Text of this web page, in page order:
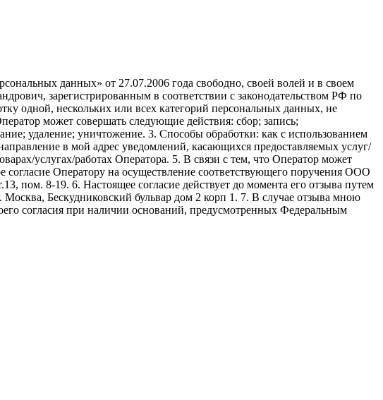
данных» от 27.07.2006 года свободно, своей волей и в своем
зарегистрированным в соответствии с законодательством РФ по
одной, нескольких или всех категорий персональных данных, не
может совершать следующие действия: сбор; запись;
удаление; уничтожение. 3. Способы обработки: как с использованием
в мой адрес уведомлений, касающихся предоставляемых услуг/
услугах/работах Оператора. 5. В связи с тем, что Оператор может
Оператору на осуществление соответствующего поручения ООО
пом. 8-19. 6. Настоящее согласие действует до момента его отзыва путем
Бескудниковский бульвар дом 2 корп 1. 7. В случае отзыва мною
согласия при наличии оснований, предусмотренных Федеральным